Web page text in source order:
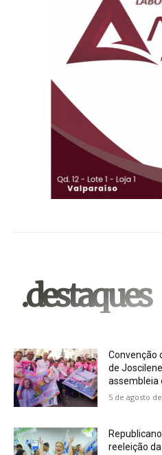
.destaques
Convenção
de
assembleia
5 de agosto
reeleição